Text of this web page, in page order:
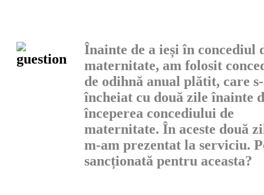
Înainte de a ieși în concediul
maternitate, am fo­losit
de odihnă anual plătit, care
înche­iat cu două zile înainte
începerea concediului de
maternitate. În aceste două
m-am prezentat la serviciu.
sancționată pentru aceasta?